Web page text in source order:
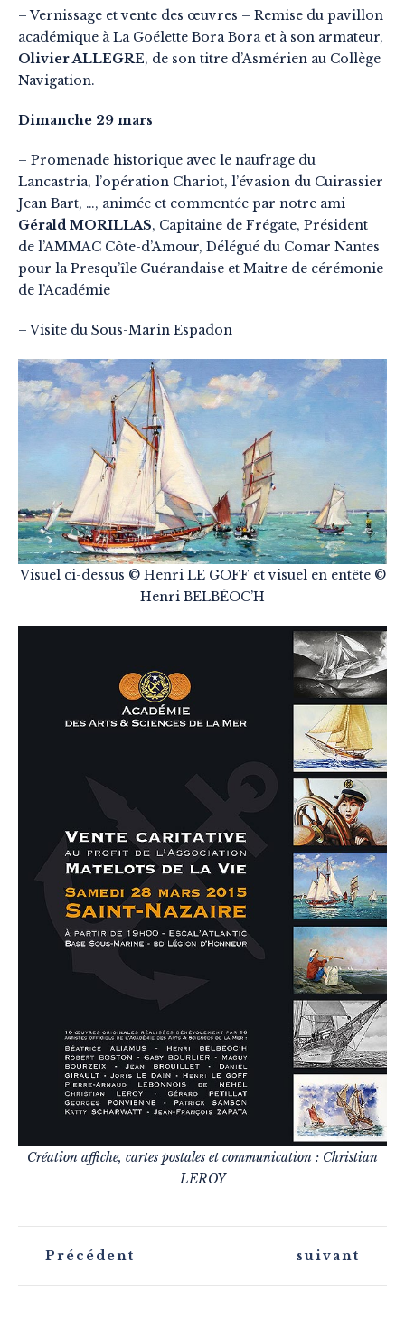
– Vernissage et vente des œuvres – Remise du pavillon
académique à La Goélette Bora Bora et à son armateur,
Olivier ALLEGRE, de son titre d’Asmérien au Collège
Navigation.
Dimanche 29 mars
– Promenade historique avec le naufrage du
Lancastria, l’opération Chariot, l’évasion du Cuirassier
Jean Bart, …, animée et commentée par notre ami
Gérald MORILLAS, Capitaine de Frégate, Président
de l’AMMAC Côte-d’Amour, Délégué du Comar Nantes
pour la Presqu’île Guérandaise et Maitre de cérémonie
de l’Académie
– Visite du Sous-Marin Espadon
Visuel ci-dessus © Henri LE GOFF et visuel en entête ©
Henri BELBÉOC’H
Création affiche, cartes postales et communication : Christian
LEROY
v
Précédent suivant